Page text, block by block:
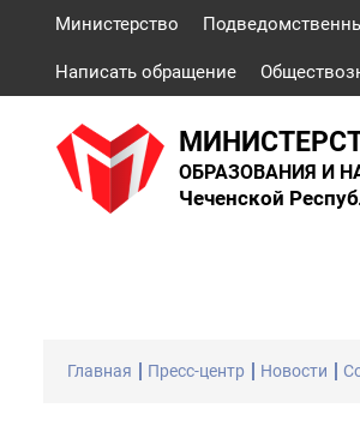
Министерство
Написать обращение
ОБРАЗОВАНИЯ И
Чеченской
Главная Пресс-центр Новости